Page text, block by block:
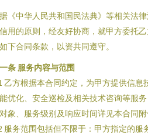
《中华人民共和国民法典》等相关法
用的原则，经友好协商，就甲方委托
下合同条款，以资共同遵守。
条 服务内容与范围
乙方根据本合同约定，为甲方提供信
优化、安全巡检及相关技术咨询等服
象、服务级别及响应时间详见本合同附
服务范围包括但不限于：甲方指定的